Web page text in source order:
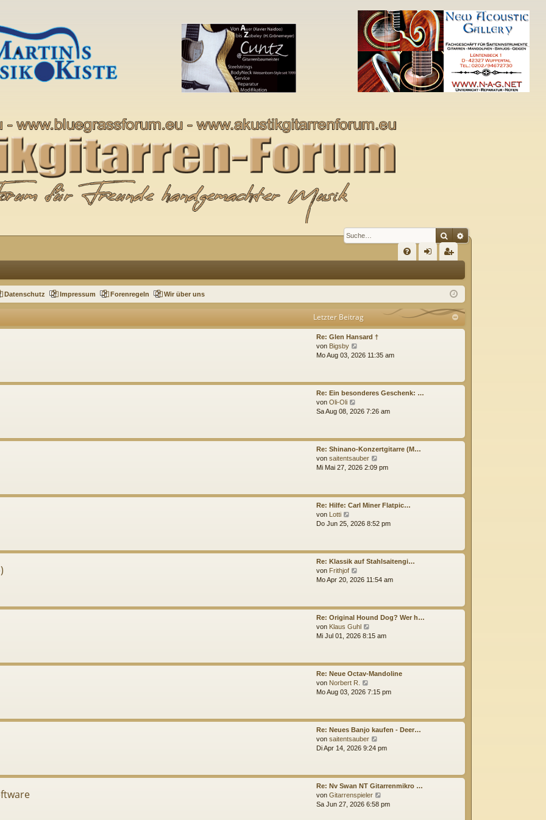
SucheErweiterte Suche
S
Q m
de
ist
re
Datenschutz Impressum Forenregeln Wir über uns
Letzter Beitrag
Re: Glen Hansard †
von Bigsby
e
s
t
r
i
t
r
a
Mo Aug 03, 2026 11:35 am
Re: Ein besonderes Geschenk: …
von Oli-Oli
e
s
e
r
i
a
Sa Aug 08, 2026 7:26 am
Re: Shinano-Konzertgitarre (M…
von saitentsauber
e
s
t
r
i
t
a
Mi Mai 27, 2026 2:09 pm
Re: Hilfe: Carl Miner Flatpic…
von Lotti
e
s
t
e
r
i
r
a
Do Jun 25, 2026 8:52 pm
Re: Klassik auf Stahlsaitengi…
von Frithjof
e
s
t
e
r
i
t
a
Mo Apr 20, 2026 11:54 am
Re: Original Hound Dog? Wer h…
von Klaus Guhl
e
s
t
r
i
t
r
a
Mi Jul 01, 2026 8:15 am
Re: Neue Octav-Mandoline
von Norbert R.
e
s
t
e
r
i
t
a
Mo Aug 03, 2026 7:15 pm
Re: Neues Banjo kaufen - Deer…
von saitentsauber
e
s
t
e
r
Di Apr 14, 2026 9:24 pm
Re: Nv Swan NT Gitarrenmikro …
von Gitarrenspieler
e
Sa Jun 27, 2026 6:58 pm